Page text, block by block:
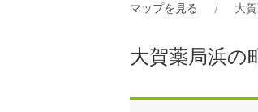
マップを見る 大
大賀薬局浜の